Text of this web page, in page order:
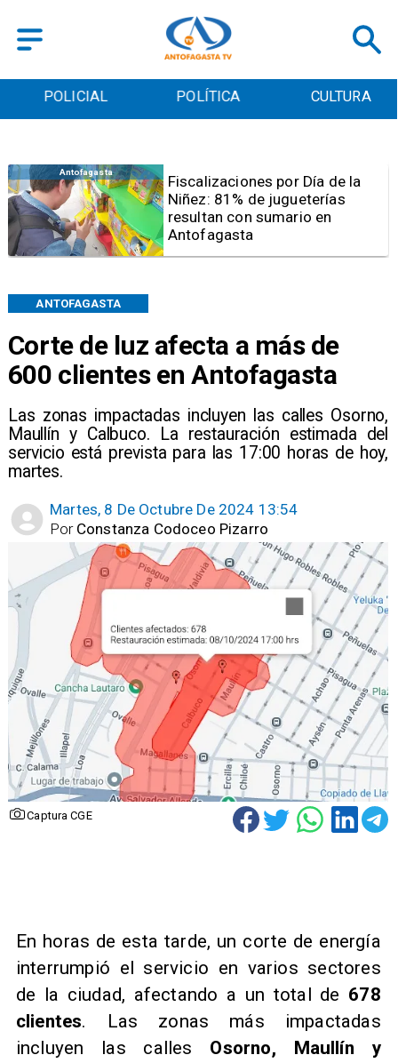
POLICIAL POLÍTICA CULTURA
Corte de luz afecta a más de
600 clientes en Antofagasta
​Las zonas impactadas incluyen las calles Osorno,
Maullín y Calbuco. La restauración estimada del
servicio está prevista para las 17:00 horas de hoy,
martes.
ANTOFAGASTA
Martes, 8 De Octubre De 2024 13:54
Constanza Codoceo Pizarro
Por
Captura CGE
Antofagasta
Tribunal frena opción de pena
mixta para Karen Rojo por ahora
En horas de esta tarde, un corte de energía
interrumpió el servicio en varios sectores
de la ciudad, afectando a un total de 678
clientes. Las zonas más impactadas
incluyen las calles Osorno, Maullín y